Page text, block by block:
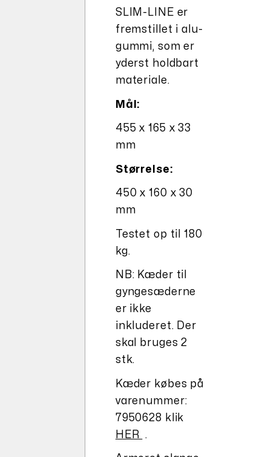
SLIM-LINE er
fremstillet i alu-
gummi, som er
yderst holdbart
materiale.
Mål:
455 x 165 x 33
mm
Størrelse:
450 x 160 x 30
mm
Testet op til 180
kg.
NB: Kæder til
gyngesæderne
er ikke
inkluderet. Der
skal bruges 2
stk.
Kæder købes på
varenummer:
7950628 klik
HER
.